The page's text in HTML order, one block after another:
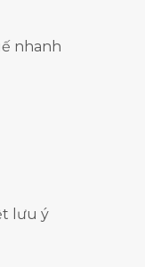
nhanh
lưu ý